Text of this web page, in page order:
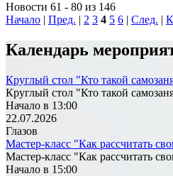
Новости 61 - 80 из 146
Начало | Пред. | 2 3 4 5 6 | След. |
Календарь
Круглый стол "Кто такой
Круглый стол "Кто такой
Начало в 13:00
22.07.2026
Глазов
Мастер-класс "Как рассчитать
Мастер-класс "Как рассчитать
Начало в 15:00